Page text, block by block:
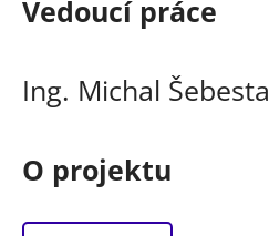
Vedoucí práce
Ing. Michal Šebesta
O projektu